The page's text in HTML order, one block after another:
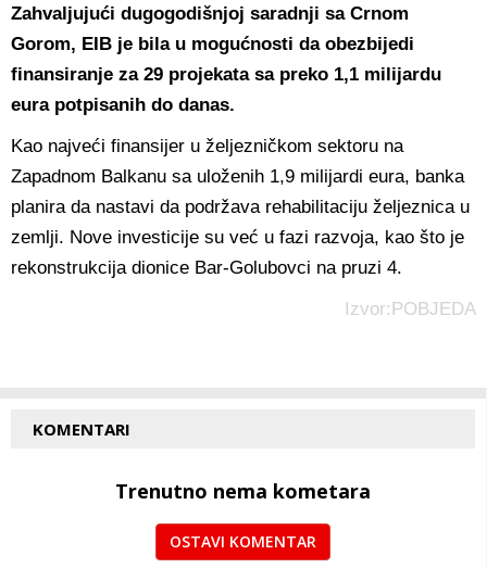
Zahvaljujući dugogodišnjoj saradnji sa Crnom
Gorom, EIB je bila u mogućnosti da obezbijedi
finansiranje za 29 projekata sa preko 1,1 milijardu
eura potpisanih do danas.
Kao najveći finansijer u željezničkom sektoru na
Zapadnom Balkanu sa uloženih 1,9 milijardi eura, banka
planira da nastavi da podržava rehabilitaciju željeznica u
zemlji. Nove investicije su već u fazi razvoja, kao što je
rekonstrukcija dionice Bar-Golubovci na pruzi 4.
Izvor:POBJEDA
KOMENTARI
Trenutno nema kometara
OSTAVI KOMENTAR